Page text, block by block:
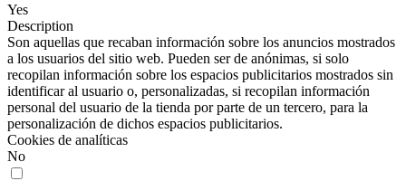
Yes
Description
Son aquellas que recaban información sobre los anuncios mostrados
a los usuarios del sitio web. Pueden ser de anónimas, si solo
recopilan información sobre los espacios publicitarios mostrados sin
identificar al usuario o, personalizadas, si recopilan información
personal del usuario de la tienda por parte de un tercero, para la
personalización de dichos espacios publicitarios.
Cookies de analíticas
No